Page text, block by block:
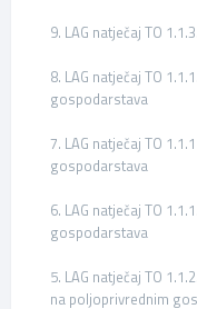
9. LAG natječaj TO
8. LAG natječaj TO
gospodarstava
7. LAG natječaj TO
gospodarstava
6. LAG natječaj TO
gospodarstava
5. LAG natječaj TO
na poljoprivrednim